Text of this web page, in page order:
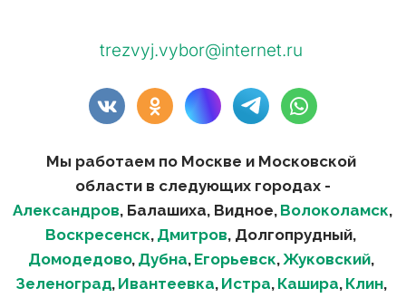
trezvyj.vybor@internet.ru
Мы работаем по Москве и Московской
области в следующих городах -
Александров, Балашиха, Видное, Волоколамск ,
Воскресенск, Дмитров
, Долгопрудный,
Домодедово, Дубна, Егорьевск, Жуковский,
Зеленоград, Ивантеевка, Истра, Кашира, Клин,